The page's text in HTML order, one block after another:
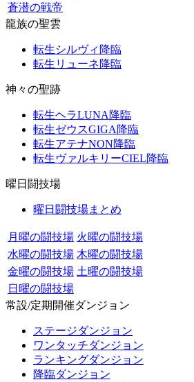
蒼潜の戦帝
龍族の聖雲
転生シルヴィ降臨
転生リューネ降臨
神々の聖跡
転生ヘラLUNA降臨
転生ゼウスGIGA降臨
転生アテナNON降臨
転生ヴァルキリーCIEL降臨
曜日闘技場
曜日闘技場まとめ
月曜の闘技場 火曜の闘技場
水曜の闘技場 木曜の闘技場
金曜の闘技場 土曜の闘技場
日曜の闘技場
常設/定期開催ダンジョン
ステージダンジョン
ワンタッチダンジョン
ランキングダンジョン
降臨ダンジョン